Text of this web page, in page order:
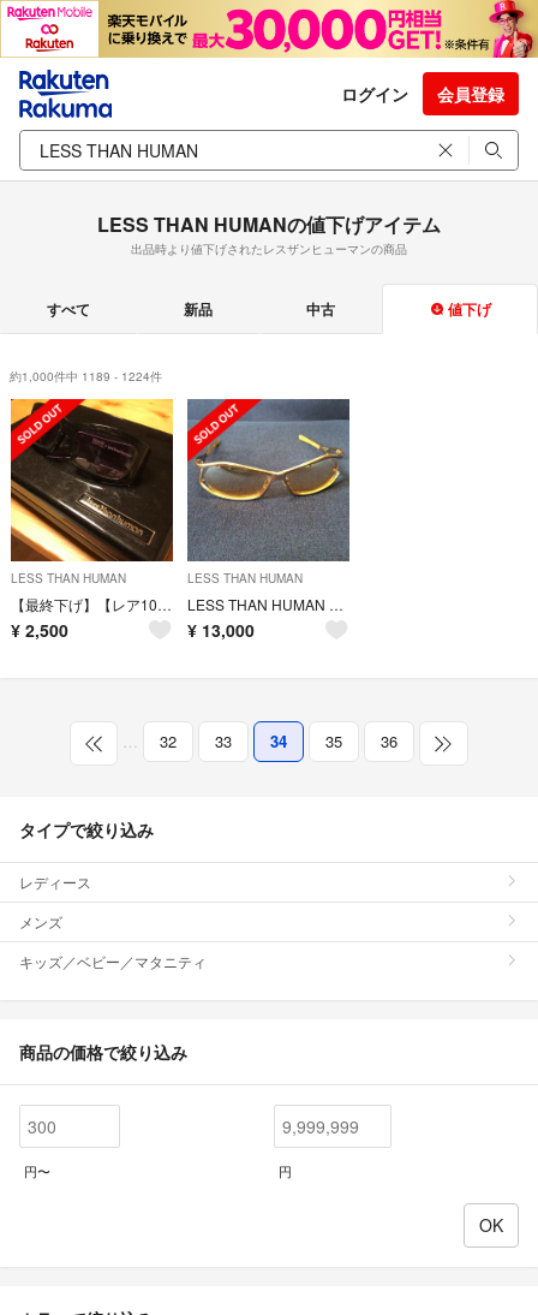
ログイン 会員登録
LESS THAN HUMANの値下げアイテム
出品時より値下げされたレスザンヒューマンの商品
すべて 新品 中古 値下げ
約1,000件中 1189 - 1224件
LESS THAN HUMAN
【最終下げ】【レア1000本限定】LESS THAN HUMAN KEMURI
¥ 2,500
LESS THAN HUMAN
LESS THAN HUMAN レスザンヒューマン 8349 初期
¥ 13,000
… 32 33 34 35 36
タイプで絞り込み
レディース
メンズ
キッズ／ベビー／マタニティ
商品の価格で絞り込み
円〜 円